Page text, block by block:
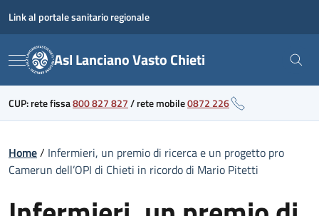
content
Link al portale sanitario regionale
Menu Asl Lanciano Vasto Chieti
CUP: rete fissa800 827 827/rete mobile0872 226
Home/ Infermieri, un premio di ricerca e un progetto pro
Camerun dell’OPI di Chieti in ricordo di Mario Pitetti